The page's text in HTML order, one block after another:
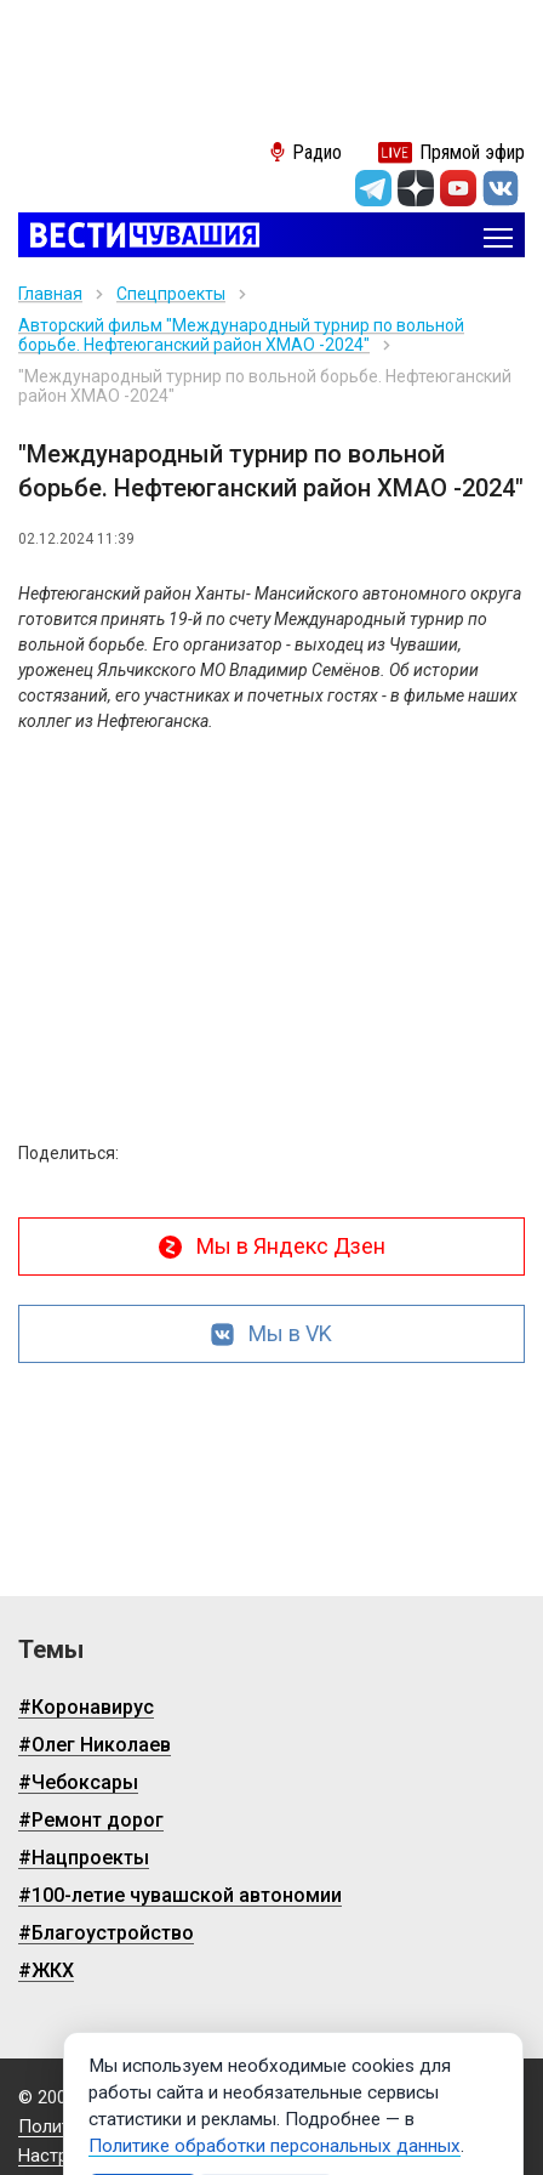
Радио Прямой эфир
Главная
Спецпроекты
Авторский фильм "Международный турнир по вольной
борьбе. Нефтеюганский район ХМАО -2024"
"Международный турнир по вольной борьбе. Нефтеюганский
район ХМАО -2024"
"Международный турнир по вольной
борьбе. Нефтеюганский район ХМАО -2024"
02.12.2024 11:39
Нефтеюганский район Ханты- Мансийского автономного округа
готовится принять 19-й по счету Международный турнир по
вольной борьбе. Его организатор - выходец из Чувашии,
уроженец Яльчикского МО Владимир Семёнов. Об истории
состязаний, его участниках и почетных гостях - в фильме наших
коллег из Нефтеюганска.
Поделиться:
Мы в Яндекс Дзен
Мы в VK
Темы
#Коронавирус
#Олег Николаев
#Чебоксары
#Ремонт дорог
#Нацпроекты
#100-летие чувашской автономии
#Благоустройство
#ЖКХ
© 2009-2026, ГТРК «Чувашия»
Политика обработки персональных данных
Настройки cookies
Мы используем необходимые cookies для
работы сайта и необязательные сервисы
статистики и рекламы. Подробнее — в
Политике обработки персональных данных.